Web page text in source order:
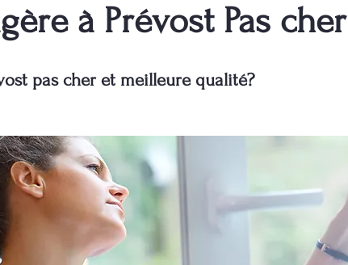
à Prévost Pas
pas cher et meilleure qualité?